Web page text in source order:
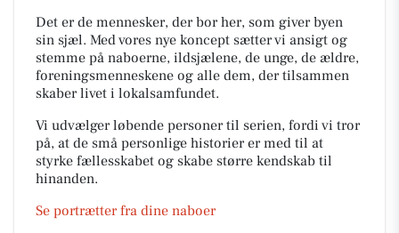
Det er de mennesker, der bor her, som giver byen
sin sjæl. Med vores nye koncept sætter vi ansigt og
stemme på naboerne, ildsjælene, de unge, de ældre,
foreningsmenneskene og alle dem, der tilsammen
skaber livet i lokalsamfundet.
Vi udvælger løbende personer til serien, fordi vi tror
på, at de små personlige historier er med til at
styrke fællesskabet og skabe større kendskab til
hinanden.
Se portrætter fra dine naboer